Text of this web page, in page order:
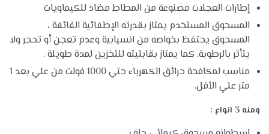
إطارات العجلات مصنوعة من المطاط مضاد للكيماويات
المسحوق المستخدم يمتاز بقدرته الإطفائية الفائقة ،
المسحوق يحتفظ بخواصه من انسيابية وعدم تعجن أو تحجر ولا
يتأثر بالرطوبة. كما يمتاز بقابليته للتخزين لمدة طويلة .
مناسب لمكافحة حرائق الكهرباء حتي 1000 فولت من علي بعد 1
متر علي الأقل.
ومنه 3 انواع :